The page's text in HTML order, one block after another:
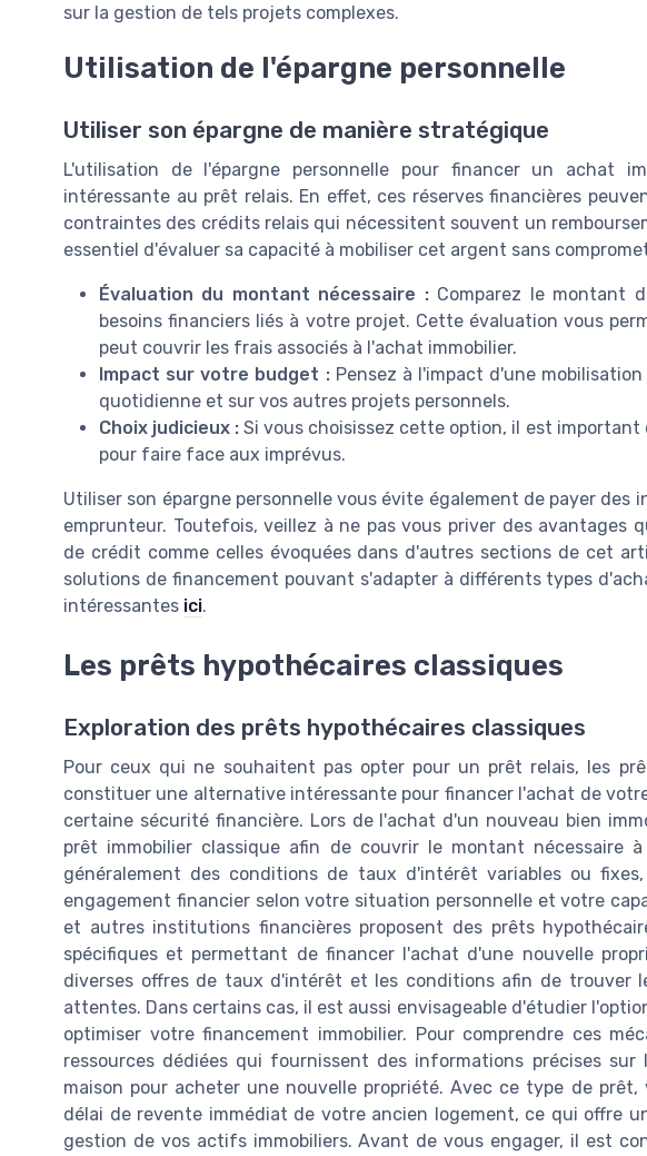
sur la gestion de tels projets complexes.
Utilisation de l'épargne personnelle
Utiliser son épargne de manière stratégique
L'utilisation de l'épargne personnelle pour financer un achat
intéressante au prêt relais. En effet, ces réserves financières
contraintes des crédits relais qui nécessitent souvent un
essentiel d'évaluer sa capacité à mobiliser cet argent sans
Évaluation du montant nécessaire :Comparez le montant
besoins financiers liés à votre projet. Cette évaluation vous
peut couvrir les frais associés à l'achat immobilier.
Impact sur votre budget :Pensez à l'impact d'une
quotidienne et sur vos autres projets personnels.
Choix judicieux : Si vous choisissez cette option, il est
pour faire face aux imprévus.
Utiliser son épargne personnelle vous évite également de payer des
emprunteur. Toutefois, veillez à ne pas vous priver des avantages
de crédit comme celles évoquées dans d'autres sections de cet
solutions de financement pouvant s'adapter à différents types
intéressantes ici.
Les prêts hypothécaires classiques
Exploration des prêts hypothécaires classiques
Pour ceux qui ne souhaitent pas opter pour un prêt relais, les
constituer une alternative intéressante pour financer l'achat de
certaine sécurité financière. Lors de l'achat d'un nouveau bien
prêt immobilier classique afin de couvrir le montant nécessaire
généralement des conditions de taux d'intérêt variables ou
engagement financier selon votre situation personnelle et votre
et autres institutions financières proposent des prêts
spécifiques et permettant de financer l'achat d'une nouvelle
diverses offres de taux d'intérêt et les conditions afin de trouver
attentes. Dans certains cas, il est aussi envisageable d'étudier
optimiser votre financement immobilier. Pour comprendre ces
ressources dédiées qui fournissent des informations précises
maison pour acheter une nouvelle propriété. Avec ce type de
délai de revente immédiat de votre ancien logement, ce qui offre
gestion de vos actifs immobiliers. Avant de vous engager, il est